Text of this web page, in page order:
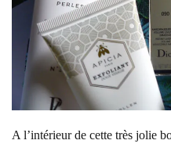
A l’intérieur de cette très jolie